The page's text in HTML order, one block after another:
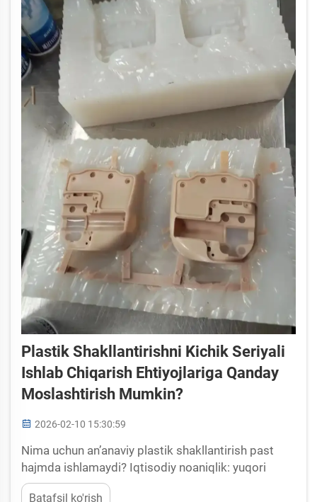
Plastik Shakllantirishni Kichik Seriyali
Ishlab Chiqarish Ehtiyojlariga Qanday
Moslashtirish Mumkin?
2026-02-10 15:30:59
Nima uchun anʼanaviy plastik shakllantirish past
hajmda ishlamaydi? Iqtisodiy noaniqlik: yuqori
sozlamalar xarajatlari va 500 tagacha detaldan
Batafsil ko'rish